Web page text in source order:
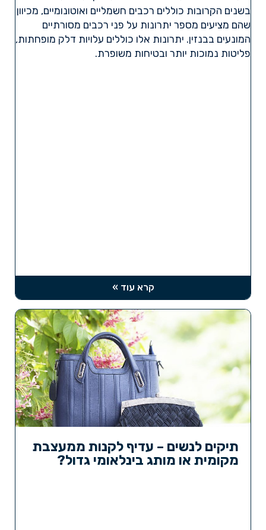
בשנים הקרובות כוללים רכבים חשמליים ואוטונומיים, מכיוון
שהם מציעים מספר יתרונות על פני רכבים מסורתיים
המונעים בבנזין. יתרונות אלו כוללים עלויות דלק מופחתות,
פליטות נמוכות יותר ובטיחות משופרת.
קרא עוד »
תיקים לנשים – עדיף לקנות ממעצבת
מקומית או מותג בינלאומי גדול?